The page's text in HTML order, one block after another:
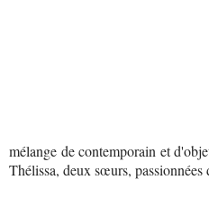
mélange de contemporain et
Thélissa, deux sœurs,